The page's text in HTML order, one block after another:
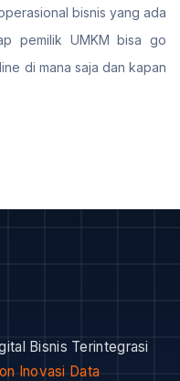
bisnis yang ada
pemilik UMKM bisa go
di mana saja dan kapan
Bisnis Terintegrasi
Inovasi Data